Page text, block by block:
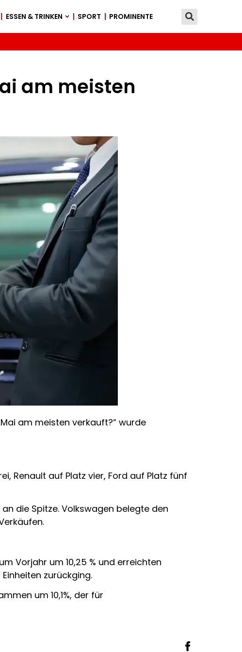
ESSEN & TRINKEN SPORT PROMINENTE
am meisten
am meisten verkauft?“ wurde
Renault auf Platz vier, Ford auf Platz fünf
die Spitze. Volkswagen belegte den
Vorjahr um 10,25 % und erreichten
zurückging.
um 10,1%, der für